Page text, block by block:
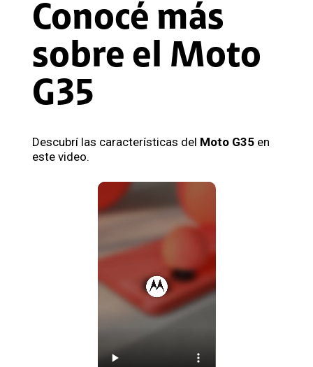
Conocé más
sobre el Moto
G35
Descubrí las características del Moto G35 en
este video.